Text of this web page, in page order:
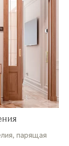
парящая